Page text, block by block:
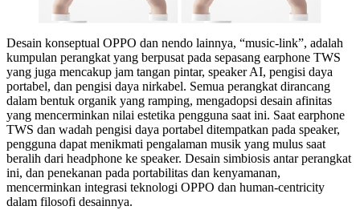
Desain konseptual OPPO dan nendo lainnya, “music-link”, adalah
kumpulan perangkat yang berpusat pada sepasang earphone TWS
yang juga mencakup jam tangan pintar, speaker AI, pengisi daya
portabel, dan pengisi daya nirkabel. Semua perangkat dirancang
dalam bentuk organik yang ramping, mengadopsi desain afinitas
yang mencerminkan nilai estetika pengguna saat ini. Saat earphone
TWS dan wadah pengisi daya portabel ditempatkan pada speaker,
pengguna dapat menikmati pengalaman musik yang mulus saat
beralih dari headphone ke speaker. Desain simbiosis antar perangkat
ini, dan penekanan pada portabilitas dan kenyamanan,
mencerminkan integrasi teknologi OPPO dan human-centricity
dalam filosofi desainnya.